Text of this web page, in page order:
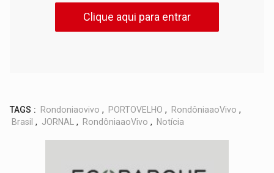
Clique aqui para entrar
TAGS : Rondoniaovivo , PORTOVELHO , RondôniaaoVivo ,
Brasil , JORNAL , RondôniaaoVivo , Notícia